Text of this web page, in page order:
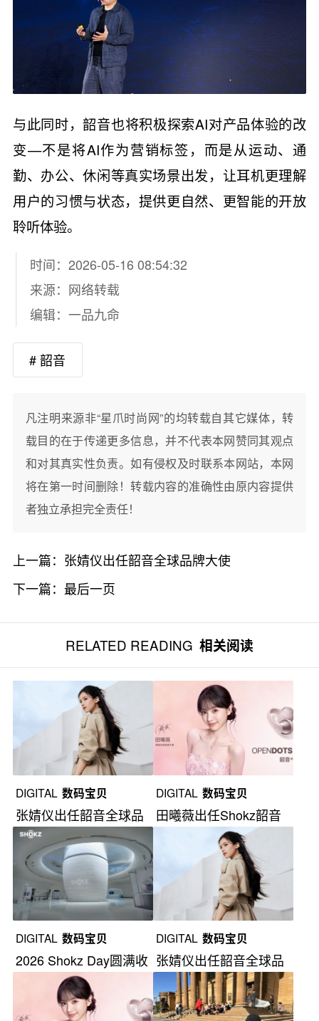
与此同时，韶音也将积极探索AI对产品体验的改
变—不是将AI作为营销标签，而是从运动、通
勤、办公、休闲等真实场景出发，让耳机更理解
用户的习惯与状态，提供更自然、更智能的开放
聆听体验。
时间：2026-05-16 08:54:32
来源：网络转载
编辑：一品九命
# 韶音
凡注明来源非“星爪时尚网”的均转载自其它媒体，转
载目的在于传递更多信息，并不代表本网赞同其观点
和对其真实性负责。如有侵权及时联系本网站，本网
将在第一时间删除！转载内容的准确性由原内容提供
者独立承担完全责任！
上一篇： 张婧仪出任韶音全球品牌大使
下一篇： 最后一页
RELATED READING 相关阅读
DIGITAL 数码宝贝
张婧仪出任韶音全球品
牌大使
DIGITAL 数码宝贝
田曦薇出任Shokz韶音
全球品牌大使
DIGITAL 数码宝贝
2026 Shokz Day圆满收
DIGITAL 数码宝贝
张婧仪出任韶音全球品
牌大使